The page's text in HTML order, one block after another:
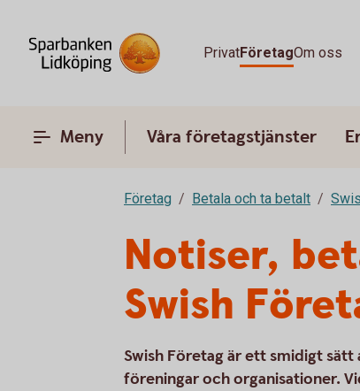
PrivatFöretagOm oss
Meny Våra företagstjänster
Företag Betala och ta betalt
Notiser,
Swish
Swish Företag är ett smidigt
föreningar och organisationer.